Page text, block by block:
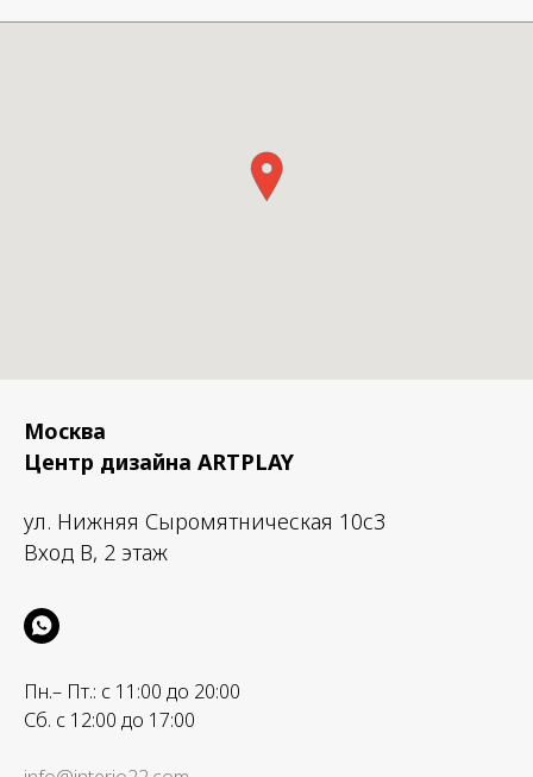
Москва
Центр дизайна ARTPLAY
ул. Нижняя Сыромятническая 10с3
Вход B, 2 этаж
Пн.– Пт.: с 11:00 до 20:00
Сб. с 12:00 до 17:00